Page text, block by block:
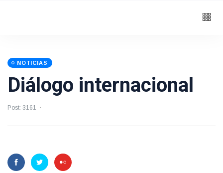
NOTICIAS
Diálogo internacional
Post: 3161